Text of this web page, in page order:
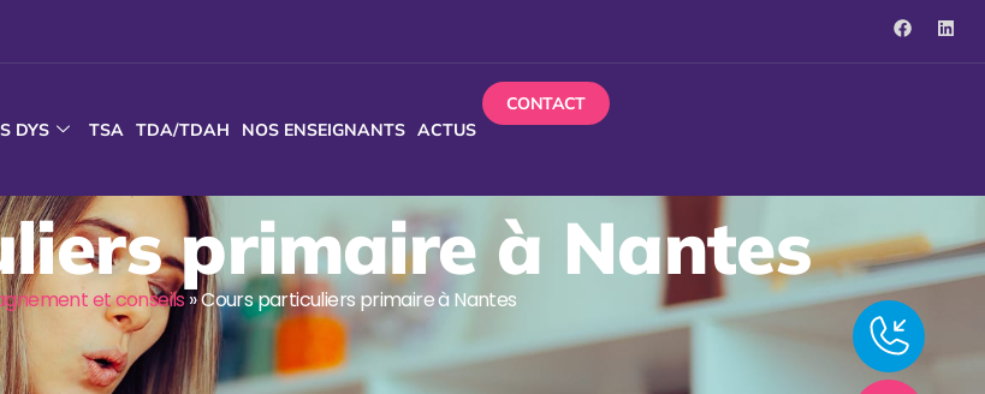
DYS TSA TDA/TDAH NOS ENSEIGNANTS ACTUS
CONTACT
primaire à Nantes
et conseils»Cours particuliers primaire à Nantes